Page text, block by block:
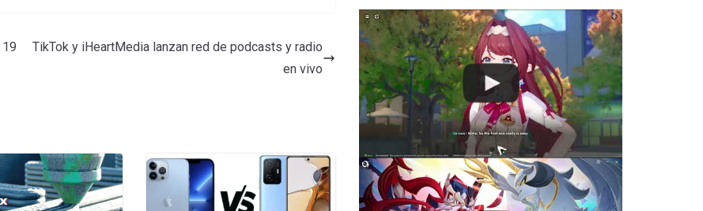
TikTok y iHeartMedia lanzan red de podcasts y radio
en vivo